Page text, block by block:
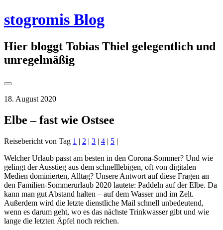
Springe
zum
stogromis Blog
Hier bloggt Tobias Thiel gelegentlich und
unregelmäßig
Seitenleiste
18. August 2020
Elbe – fast wie Ostsee
Reisebericht von Tag 1 | 2 | 3 | 4 | 5 |
Welcher Urlaub passt am besten in den Corona-Sommer? Und wie
gelingt der Ausstieg aus dem schnelllebigen, oft von digitalen
Medien dominierten, Alltag? Unsere Antwort auf diese Fragen an
den Familien-Sommerurlaub 2020 lautete: Paddeln auf der Elbe. Da
kann man gut Abstand halten – auf dem Wasser und im Zelt.
Außerdem wird die letzte dienstliche Mail schnell unbedeutend,
wenn es darum geht, wo es das nächste Trinkwasser gibt und wie
lange die letzten Äpfel noch reichen.